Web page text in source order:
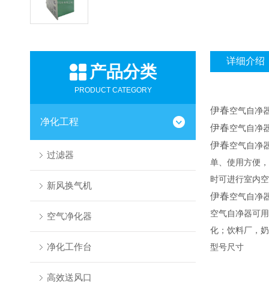
产品分类
PRODUCT CATEGORY
净化工程
过滤器
新风换气机
空气净化器
净化工作台
高效送风口
详细介绍
伊春空气自净
伊春空气自净
伊春空气自净
单、使用方便
时可进行室内
伊春空气自净
空气自净器可
化；饮料厂，
型号尺寸